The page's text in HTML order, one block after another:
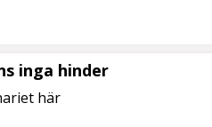
inga hinder
här